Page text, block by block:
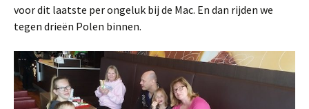
voor dit laatste per ongeluk bij de Mac. En dan rijden we
tegen drieën Polen binnen.